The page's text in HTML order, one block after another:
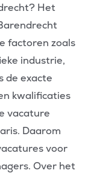
Het
factoren zoals
industrie,
de exacte
kwalificaties
vacature
Daarom
voor
Over het